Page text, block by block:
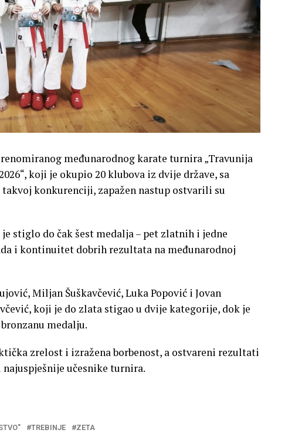
međunarodnog karate turnira „Travunija
koji je okupio 20 klubova iz dvije države, sa
konkurenciji, zapažen nastup ostvarili su
stiglo do čak šest medalja – pet zlatnih i jedne
i kontinuitet dobrih rezultata na međunarodnoj
Miljan Šuškavčević, Luka Popović i Jovan
koji je do zlata stigao u dvije kategorije, dok je
medalju.
zrelost i izražena borbenost, a ostvareni rezultati
učesnike turnira.
TREBINJE ZETA